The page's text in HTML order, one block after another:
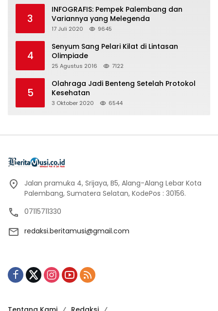
3
INFOGRAFIS: Pempek Palembang dan
Variannya yang Melegenda
17 Juli 2020 9645
4
Senyum Sang Pelari Kilat di Lintasan
Olimpiade
25 Agustus 2016 7122
5
Olahraga Jadi Benteng Setelah Protokol
Kesehatan
3 Oktober 2020 6544
Jalan pramuka 4, Srijaya, B5, Alang-Alang Lebar Kota
Palembang, Sumatera Selatan, KodePos : 30156.
07115711330
redaksi.beritamusi@gmail.com